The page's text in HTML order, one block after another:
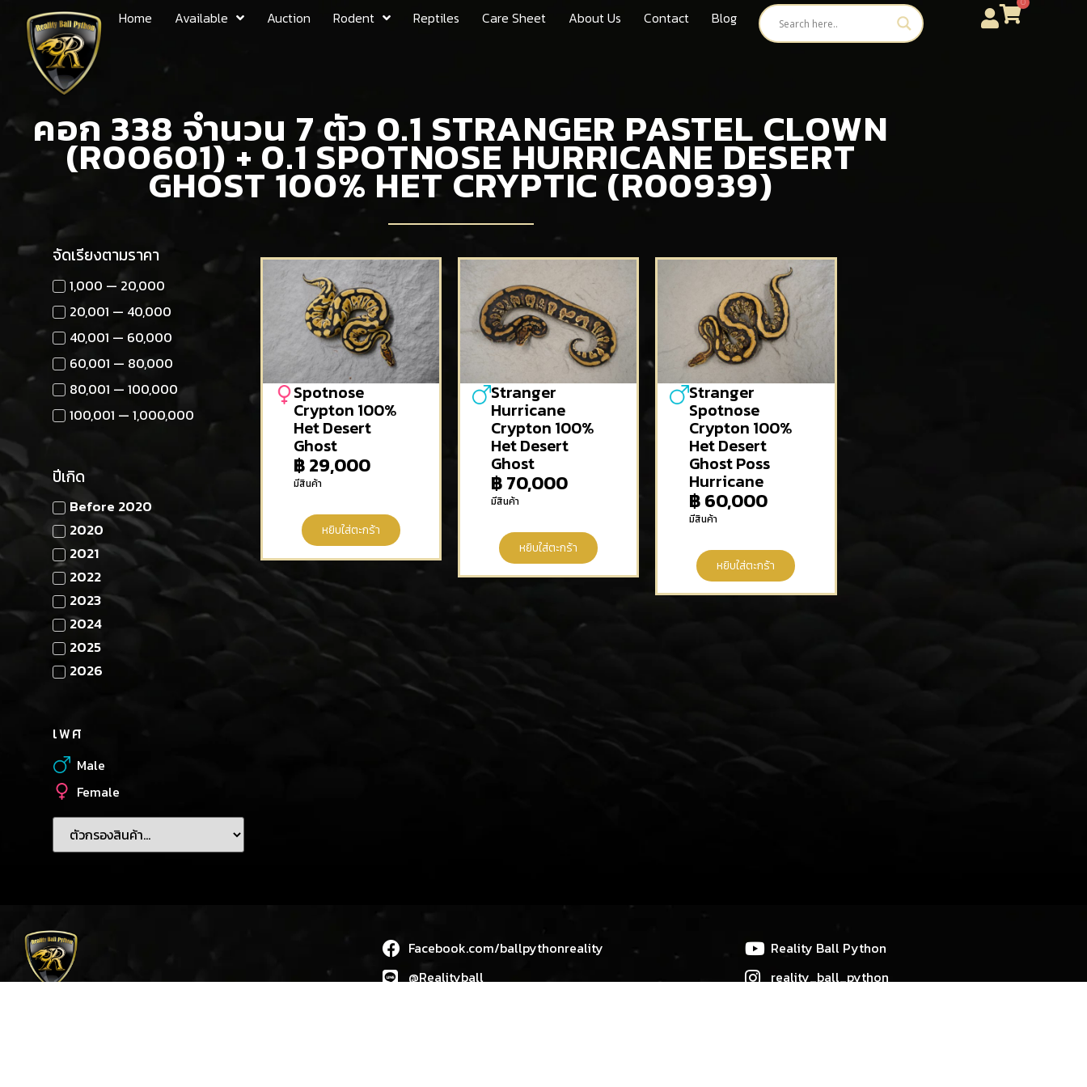
Home Available Auction Rodent Reptiles Care Sheet About Us Contact Blog
คอก 338 จำนวน 7 ตัว 0.1 STRANGER PASTEL CLOWN
(R00601) + 0.1 SPOTNOSE HURRICANE DESERT
GHOST 100% HET CRYPTIC (R00939)
จัดเรียงตามราคา
1,000 — 20,000
20,001 — 40,000
40,001 — 60,000
60,001 — 80,000
80,001 — 100,000
100,001 — 1,000,000
ปีเกิด
Before 2020
2020
2021
2022
2023
2024
2025
2026
เพศ
Male
Female
Spotnose
Crypton 100%
Het Desert
Ghost
฿29,000
มีสินค้า
หยิบใส่ตะกร้า
Stranger
Hurricane
Crypton 100%
Het Desert
Ghost
฿70,000
มีสินค้า
หยิบใส่ตะกร้า
Stranger
Spotnose
Crypton 100%
Het Desert
Ghost Poss
Hurricane
฿60,000
มีสินค้า
หยิบใส่ตะกร้า
Facebook.com/ballpythonreality
@Realityball
Reality Ball Python
reality_ball_python